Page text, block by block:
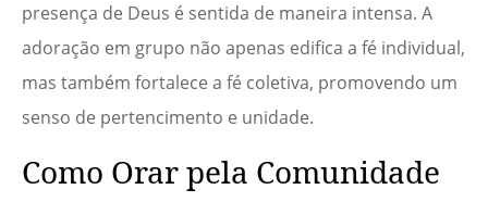
presença de Deus é sentida de maneira intensa. A
adoração em grupo não apenas edifica a fé individual,
mas também fortalece a fé coletiva, promovendo um
senso de pertencimento e unidade.
Como Orar pela Comunidade